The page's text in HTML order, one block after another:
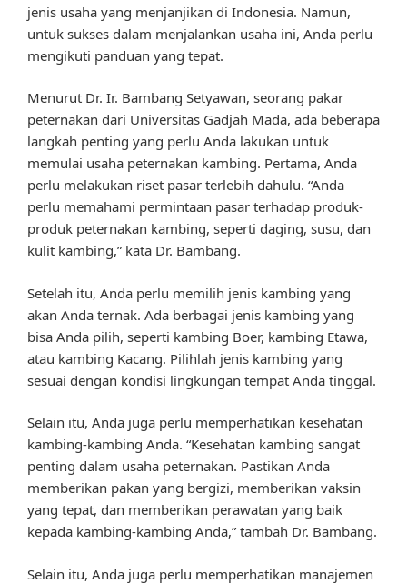
jenis usaha yang menjanjikan di Indonesia. Namun,
untuk sukses dalam menjalankan usaha ini, Anda perlu
mengikuti panduan yang tepat.
Menurut Dr. Ir. Bambang Setyawan, seorang pakar
peternakan dari Universitas Gadjah Mada, ada beberapa
langkah penting yang perlu Anda lakukan untuk
memulai usaha peternakan kambing. Pertama, Anda
perlu melakukan riset pasar terlebih dahulu. “Anda
perlu memahami permintaan pasar terhadap produk-
produk peternakan kambing, seperti daging, susu, dan
kulit kambing,” kata Dr. Bambang.
Setelah itu, Anda perlu memilih jenis kambing yang
akan Anda ternak. Ada berbagai jenis kambing yang
bisa Anda pilih, seperti kambing Boer, kambing Etawa,
atau kambing Kacang. Pilihlah jenis kambing yang
sesuai dengan kondisi lingkungan tempat Anda tinggal.
Selain itu, Anda juga perlu memperhatikan kesehatan
kambing-kambing Anda. “Kesehatan kambing sangat
penting dalam usaha peternakan. Pastikan Anda
memberikan pakan yang bergizi, memberikan vaksin
yang tepat, dan memberikan perawatan yang baik
kepada kambing-kambing Anda,” tambah Dr. Bambang.
Selain itu, Anda juga perlu memperhatikan manajemen